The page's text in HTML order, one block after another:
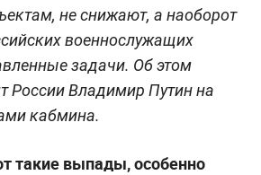
не снижают, а наоборот
военнослужащих
задачи. Об этом
России Владимир Путин на
кабмина.
такие выпады, особенно